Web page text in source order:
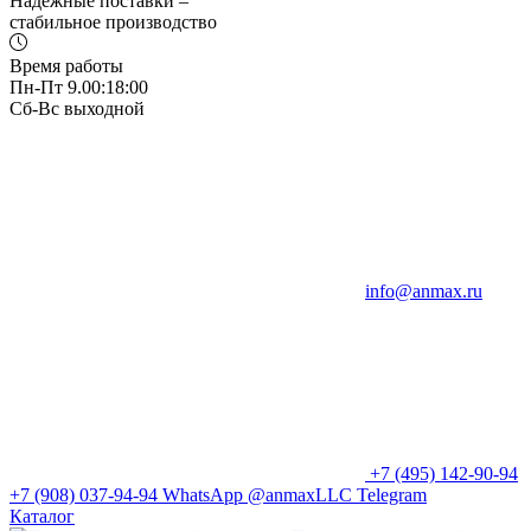
стабильное производство
Время работы
Пн-Пт 9.00:18:00
Сб-Вс выходной
info@anmax.ru
+7 (495) 142-90-94
+7 (908) 037-94-94 WhatsApp @anmaxLLC Telegram
Каталог